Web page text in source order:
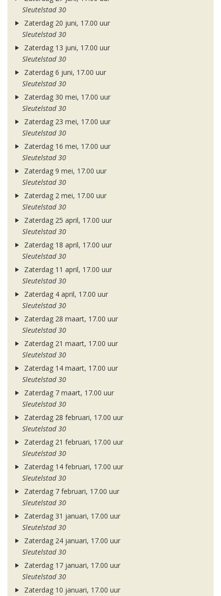
Sleutelstad 30
Zaterdag 20 juni, 17.00 uur
Sleutelstad 30
Zaterdag 13 juni, 17.00 uur
Sleutelstad 30
Zaterdag 6 juni, 17.00 uur
Sleutelstad 30
Zaterdag 30 mei, 17.00 uur
Sleutelstad 30
Zaterdag 23 mei, 17.00 uur
Sleutelstad 30
Zaterdag 16 mei, 17.00 uur
Sleutelstad 30
Zaterdag 9 mei, 17.00 uur
Sleutelstad 30
Zaterdag 2 mei, 17.00 uur
Sleutelstad 30
Zaterdag 25 april, 17.00 uur
Sleutelstad 30
Zaterdag 18 april, 17.00 uur
Sleutelstad 30
Zaterdag 11 april, 17.00 uur
Sleutelstad 30
Zaterdag 4 april, 17.00 uur
Sleutelstad 30
Zaterdag 28 maart, 17.00 uur
Sleutelstad 30
Zaterdag 21 maart, 17.00 uur
Sleutelstad 30
Zaterdag 14 maart, 17.00 uur
Sleutelstad 30
Zaterdag 7 maart, 17.00 uur
Sleutelstad 30
Zaterdag 28 februari, 17.00 uur
Sleutelstad 30
Zaterdag 21 februari, 17.00 uur
Sleutelstad 30
Zaterdag 14 februari, 17.00 uur
Sleutelstad 30
Zaterdag 7 februari, 17.00 uur
Sleutelstad 30
Zaterdag 31 januari, 17.00 uur
Sleutelstad 30
Zaterdag 24 januari, 17.00 uur
Sleutelstad 30
Zaterdag 17 januari, 17.00 uur
Sleutelstad 30
Zaterdag 10 januari, 17.00 uur